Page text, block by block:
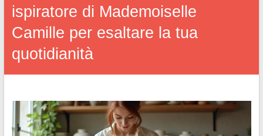
ispiratore di Mademoiselle
Camille per esaltare la tua
quotidianità